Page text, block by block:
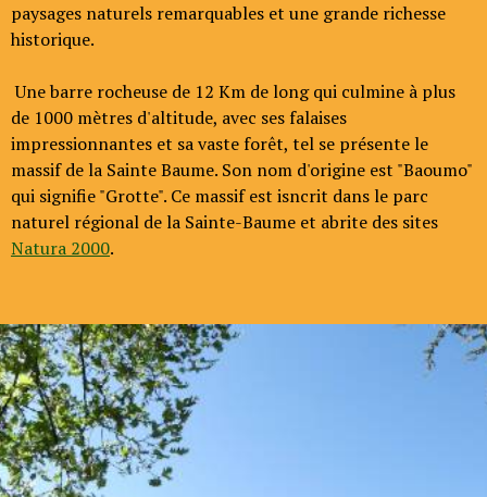
paysages naturels remarquables et une grande richesse
historique.
Une barre rocheuse de 12 Km de long qui culmine à plus
de 1000 mètres d'altitude, avec ses falaises
impressionnantes et sa vaste forêt, tel se présente le
massif de la Sainte Baume. Son nom d'origine est "Baoumo"
qui signifie "Grotte". Ce massif est isncrit dans le parc
naturel régional de la Sainte-Baume et abrite des sites
Natura 2000.